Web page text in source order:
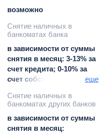
возможно
Снятие наличных в
банкоматах банка
в зависимости от суммы
снятия в месяц: 3-13% за
счет кредита; 0-10% за
счет собственных
еще
Снятие наличных в
банкоматах других банков
в зависимости от суммы
снятия в месяц: